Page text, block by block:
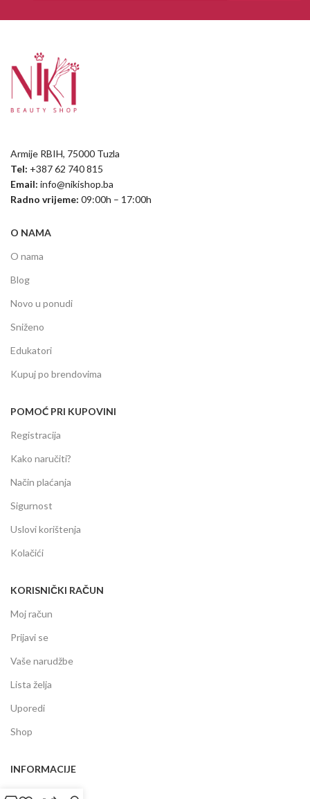
Armije RBIH, 75000 Tuzla
Tel: +387 62 740 815
Email: info@nikishop.ba
Radno vrijeme: 09:00h – 17:00h
O NAMA
O nama
Blog
Novo u ponudi
Sniženo
Edukatori
Kupuj po brendovima
POMOĆ PRI KUPOVINI
Registracija
Kako naručiti?
Način plaćanja
Sigurnost
Uslovi korištenja
Kolačići
KORISNIČKI RAČUN
Moj račun
Prijavi se
Vaše narudžbe
Lista želja
Uporedi
Shop
INFORMACIJE